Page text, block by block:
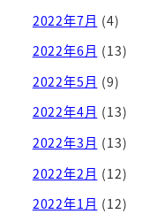
2022年7月 (4)
2022年6月 (13)
2022年5月 (9)
2022年4月 (13)
2022年3月 (13)
2022年2月 (12)
2022年1月 (12)